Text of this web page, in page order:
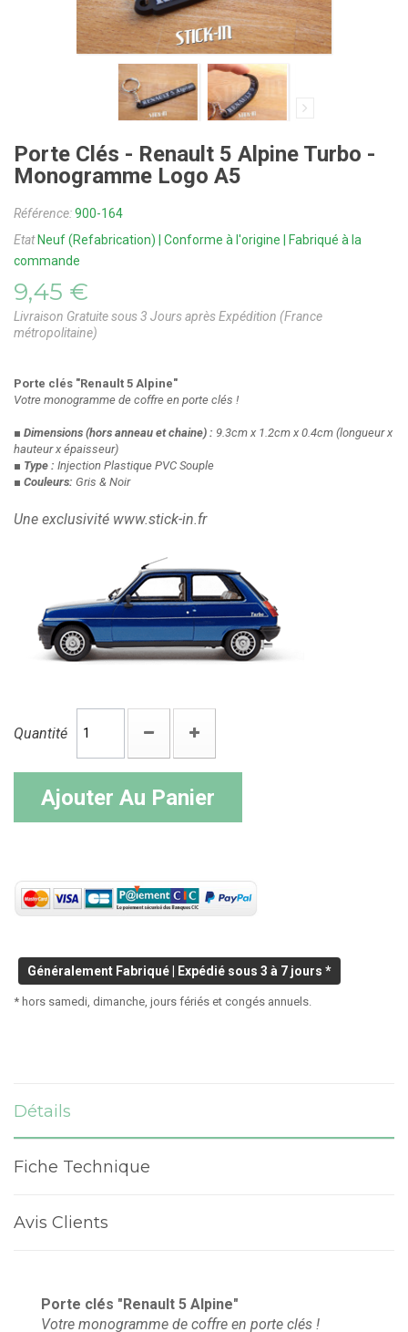
Porte Clés - Renault 5 Alpine Turbo -
Monogramme Logo A5
Référence:900-164
Etat Neuf (Refabrication) | Conforme à l'origine | Fabriqué à la
commande
9,45 €
Livraison Gratuite sous 3 Jours après Expédition (France
métropolitaine)
Porte clés "Renault 5 Alpine"
Votre monogramme de coffre en porte clés !
■ Dimensions (hors anneau et chaine) : 9.3cm x 1.2cm x 0.4cm (longueur x
hauteur x épaisseur)
■ Type : Injection Plastique PVC Souple
■ Couleurs: Gris & Noir
Une exclusivité www.stick-in.fr
Quantité
Ajouter Au Panier
Généralement Fabriqué | Expédié sous 3 à 7 jours *
* hors samedi, dimanche, jours fériés et congés annuels.
Détails
Fiche Technique
Avis Clients
Porte clés "Renault 5 Alpine"
Votre monogramme de coffre en porte clés !